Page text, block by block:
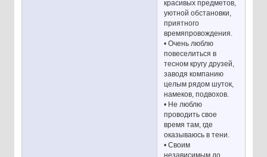
красивых предметов,
уютной обстановки,
приятного
времяпровождения.
• Очень люблю
повеселиться в
тесном кругу друзей,
заводя компанию
целым рядом шуток,
намеков, подвохов.
• Не люблю
проводить свое
время там, где
оказываюсь в тени.
• Своим
независимым до